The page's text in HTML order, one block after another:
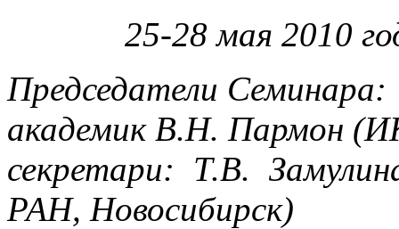
25-28 мая 2010
Председатели Семинара:
академик В.Н. Пармон
секретари: Т.В.
РАН, Новосибирск)